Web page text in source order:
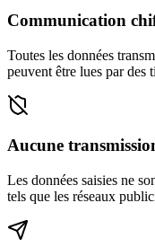
Communication
Toutes les données
peuvent être lues par des
Aucune
Les données saisies ne
tels que les réseaux